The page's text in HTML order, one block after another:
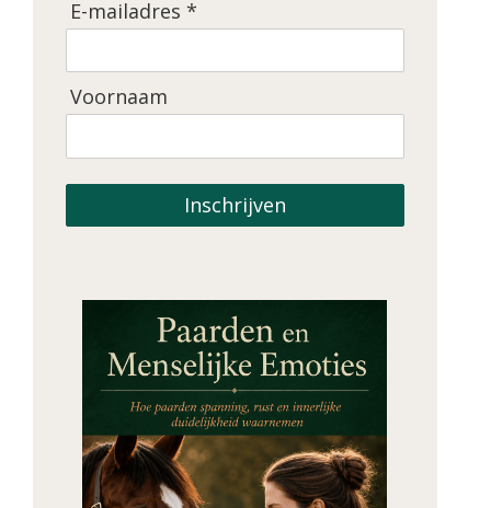
E-mailadres *
Voornaam
Inschrijven